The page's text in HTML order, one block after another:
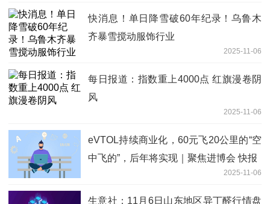
快消息！单日降雪破60年纪录！乌鲁木
齐暴雪搅动服饰行业
2025-11-06
每日报道：指数重上4000点 红旗漫卷阴
风
2025-11-06
eVTOL持续商业化，60元飞20公里的“空
中飞的”，后年将实现｜聚焦进博会 快报
2025-11-06
生意社：11月6日山东地区异丁醛行情盘